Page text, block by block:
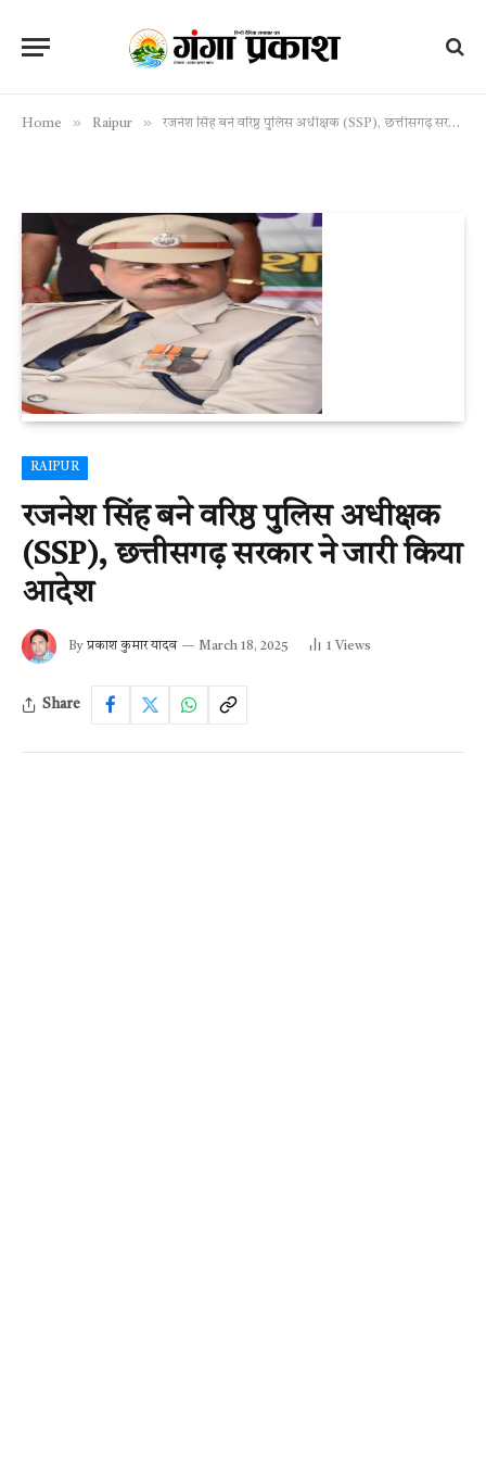
Home » Raipur » रजनेश सिंह बने वरिष्ठ पुलिस अधीक्षक (SSP), छत्तीसगढ़ सरकार ने जारी किया आदेश
RAIPUR
रजनेश सिंह बने वरिष्ठ पुलिस अधीक्षक
(SSP), छत्तीसगढ़ सरकार ने जारी किया
आदेश
By प्रकाश कुमार यादव March 18, 2025 1 Views
Share